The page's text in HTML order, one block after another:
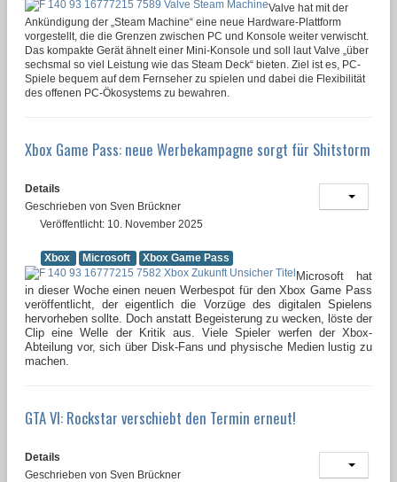
Valve hat mit der
Ankündigung der „Steam Machine“ eine neue Hardware-Plattform
vorgestellt, die die Grenzen zwischen PC und Konsole weiter verwischt.
Das kompakte Gerät ähnelt einer Mini-Konsole und soll laut Valve „über
sechsmal so viel Leistung wie das Steam Deck“ bieten. Ziel ist es, PC-
Spiele bequem auf dem Fernseher zu spielen und dabei die Flexibilität
des offenen PC-Ökosystems zu bewahren.
Xbox Game Pass: neue Werbekampagne sorgt für Shitstorm
Details
Geschrieben von Sven Brückner
Veröffentlicht: 10. November 2025
Xbox Microsoft Xbox Game Pass
Microsoft hat
in dieser Woche einen neuen Werbespot für den Xbox Game Pass
veröffentlicht, der eigentlich die Vorzüge des digitalen Spielens
hervorheben sollte. Doch anstatt Begeisterung zu wecken, löste der
Clip eine Welle der Kritik aus. Viele Spieler werfen der Xbox-
Abteilung vor, sich über Disk-Fans und physische Medien lustig zu
machen.
GTA VI: Rockstar verschiebt den Termin erneut!
Details
Geschrieben von Sven Brückner